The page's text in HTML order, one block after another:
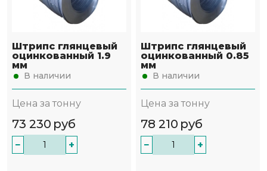
Штрипс глянцевый
оцинкованный 1.9
мм
В наличии
Цена за тонну
73 230 руб
− +
Штрипс глянцевый
оцинкованный 0.85
мм
В наличии
Цена за тонну
78 210 руб
− +